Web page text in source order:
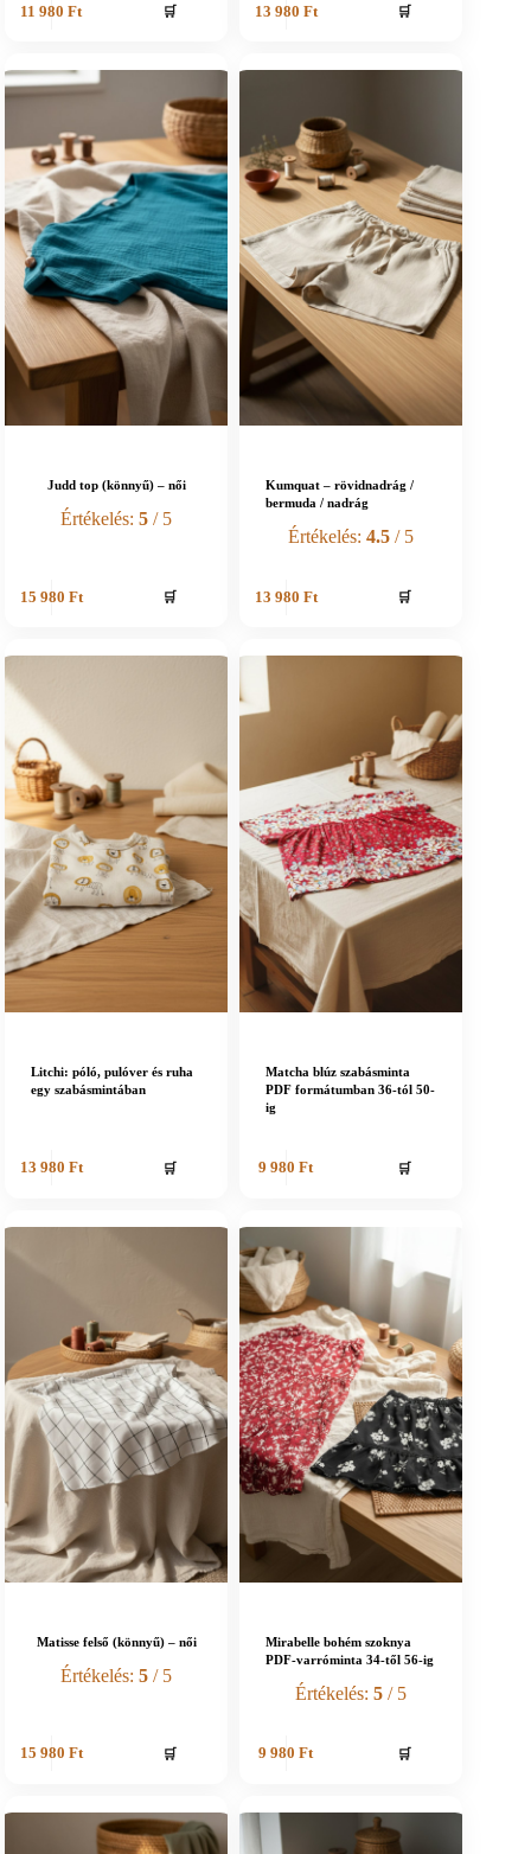
11 980Ft 🛒 13 980 Ft 🛒
Judd top (könnyű) – női
Értékelés:5 / 5
15 980 Ft 🛒
Kumquat – rövidnadrág /
bermuda / nadrág
Értékelés:4.5 / 5
13 980 Ft 🛒
Litchi: póló, pulóver és ruha
egy szabásmintában
13 980 Ft 🛒
Matcha blúz szabásminta
PDF formátumban 36-tól 50-
ig
9 980Ft 🛒
Matisse felső (könnyű) – női
Értékelés:5 / 5
15 980 Ft 🛒
Mirabelle bohém szoknya
PDF-varróminta 34-től 56-ig
Értékelés:5 / 5
9 980Ft 🛒